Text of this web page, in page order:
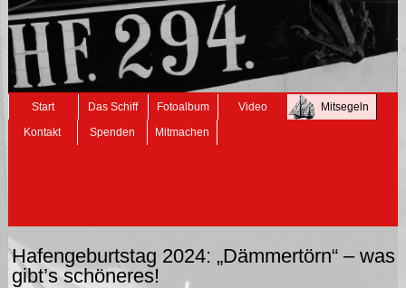
Navigation
überspringen
Start Das Schiff Fotoalbum Video
Mitsegeln
Kontakt
Spenden Mitmachen
Hafengeburtstag 2024: „Dämmertörn“ – was
gibt’s schöneres!